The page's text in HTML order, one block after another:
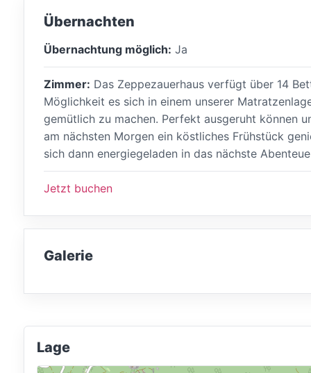
Übernachten
Übernachtung möglich: Ja
Zimmer: Das Zeppezauerhaus verfügt über 14
Möglichkeit es sich in einem unserer
gemütlich zu machen. Perfekt ausgeruht können
am nächsten Morgen ein köstliches Frühstück
sich dann energiegeladen in das nächste
Jetzt buchen
Galerie
Lage